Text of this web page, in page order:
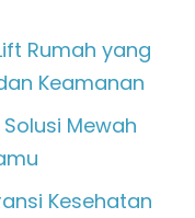
Rumah yang
Keamanan
Mewah
Kesehatan